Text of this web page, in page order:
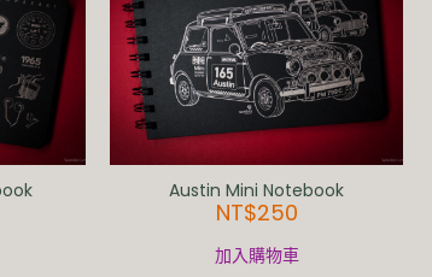
Austin Mini Notebook
NT$250
加入購物車